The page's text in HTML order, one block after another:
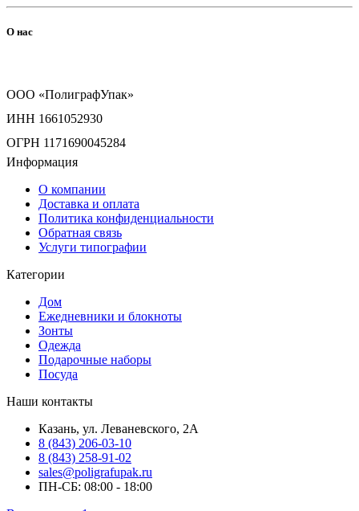
О нас
ООО «ПолиграфУпак»
ИНН 1661052930
ОГРН 1171690045284
Информация
О компании
Доставка и оплата
Политика конфиденциальности
Обратная связь
Услуги типографии
Категории
Дом
Ежедневники и блокноты
Зонты
Одежда
Подарочные наборы
Посуда
Наши контакты
Казань, ул. Леваневского, 2А
8 (843) 206-03-10
8 (843) 258-91-02
sales@poligrafupak.ru
ПН-СБ: 08:00 - 18:00